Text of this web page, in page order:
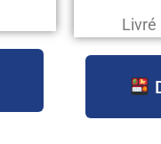
Livré